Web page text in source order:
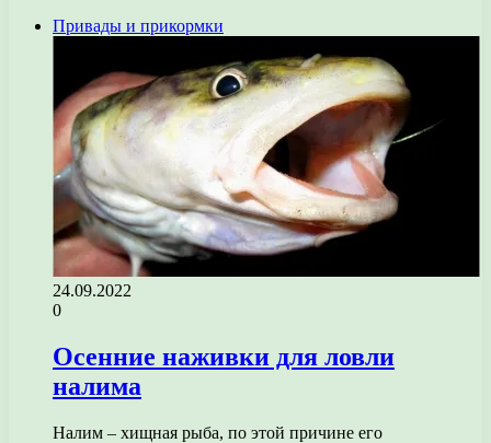
Привады и прикормки
24.09.2022
0
Осенние наживки для ловли
налима
Налим – хищная рыба, по этой причине его